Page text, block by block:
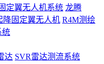
定翼无人机系统 龙腾
降固定翼无人机 R4M测绘
统
达 SVR雷达测流系统